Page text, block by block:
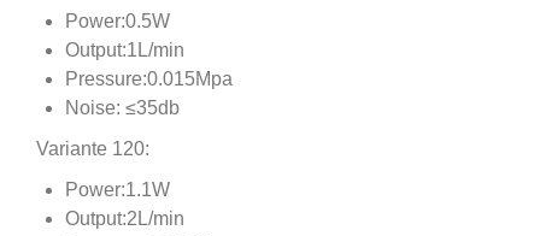
Power:0.5W
Output:1L/min
Pressure:0.015Mpa
Noise: ≤35db
Variante 120:
Power:1.1W
Output:2L/min